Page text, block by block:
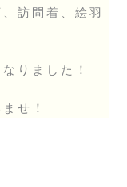
訪問着、絵羽
りました！
せ！